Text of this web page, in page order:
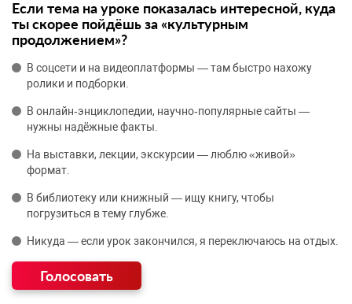
Если тема на уроке показалась интересной, куда
ты скорее пойдёшь за «культурным
продолжением»?
В соцсети и на видеоплатформы — там быстро нахожу
ролики и подборки.
В онлайн‑энциклопедии, научно‑популярные сайты —
нужны надёжные факты.
На выставки, лекции, экскурсии — люблю «живой»
формат.
В библиотеку или книжный — ищу книгу, чтобы
погрузиться в тему глубже.
Никуда — если урок закончился, я переключаюсь на отдых.